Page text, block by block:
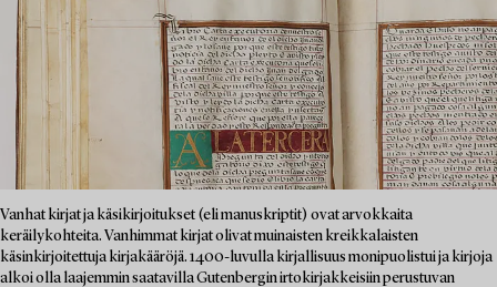
Vanhat kirjat ja käsikirjoitukset (eli manuskriptit) ovat arvokkaita
keräilykohteita. Vanhimmat kirjat olivat muinaisten kreikkalaisten
käsinkirjoitettuja kirjakääröjä. 1400-luvulla kirjallisuus monipuolistui ja kirjoja
alkoi olla laajemmin saatavilla Gutenbergin irtokirjakkeisiin perustuvan